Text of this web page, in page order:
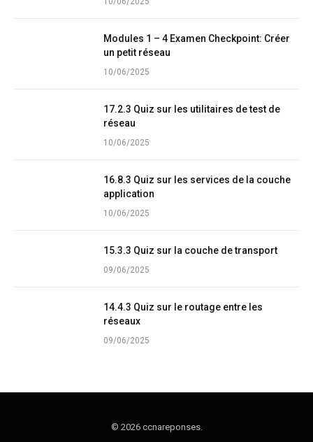
Modules 1 – 4 Examen Checkpoint: Créer
un petit réseau
10/06/2025
17.2.3 Quiz sur les utilitaires de test de
réseau
10/06/2025
16.8.3 Quiz sur les services de la couche
application
10/06/2025
15.3.3 Quiz sur la couche de transport
09/06/2025
14.4.3 Quiz sur le routage entre les
réseaux
09/06/2025
© 2026 ccnareponses.